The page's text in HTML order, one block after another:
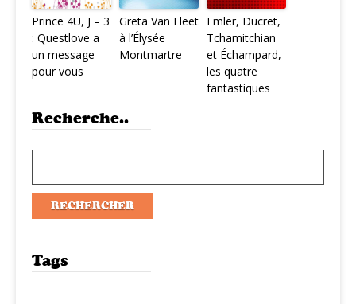
Prince 4U, J – 3
: Questlove a
un message
pour vous
Greta Van Fleet
à l’Élysée
Montmartre
Emler, Ducret,
Tchamitchian
et Échampard,
les quatre
fantastiques
Recherche..
Tags